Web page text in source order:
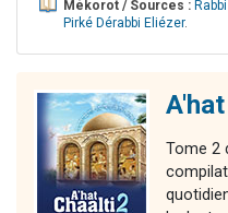
Mékorot / Sources :
Pirké Dérabbi Eliézer.
Tome 2